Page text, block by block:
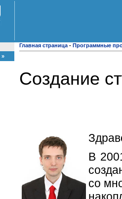
Главная страница - Программные
Создание
В
со